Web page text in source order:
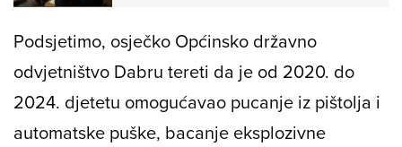
Podsjetimo, osječko Općinsko državno
odvjetništvo Dabru tereti da je od 2020. do
2024. djetetu omogućavao pucanje iz pištolja i
automatske puške, bacanje eksplozivne